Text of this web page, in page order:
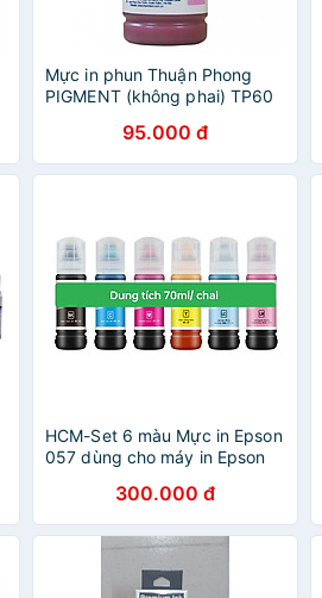
Mực in phun Thuận Phong
PIGMENT (không phai) TP60
phun Epson95.000 đ
HCM-Set 6 màu Mực in Epson
057 dùng cho máy in Epson
cung cấp giải pháp in chất
lượng cao rõ nét, hàng nhập
khẩu.
300.000 đ